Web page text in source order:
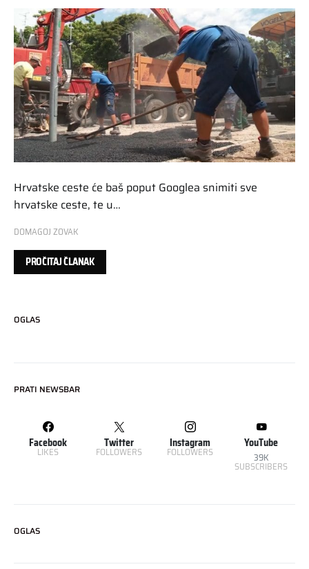
Hrvatske ceste će baš poput Googlea snimiti sve
hrvatske ceste, te u…
DOMAGOJ ZOVAK
PROČITAJ ČLANAK
OGLAS
PRATI NEWSBAR
Facebook
LIKES
Twitter
FOLLOWERS
Instagram
FOLLOWERS
YouTube
39K
SUBSCRIBERS
OGLAS